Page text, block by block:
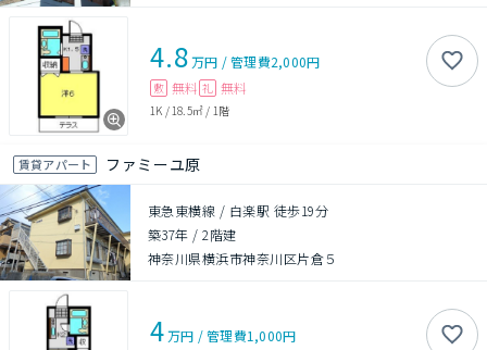
4.8万円 /管理費2,000円
敷 無料 礼 無料
1K / 18.5㎡ / 1階
賃貸アパート ファミーユ原
東急東横線 / 白楽駅 徒歩19分
築37年 /2階建
神奈川県横浜市神奈川区片倉５
4万円 /管理費1,000円